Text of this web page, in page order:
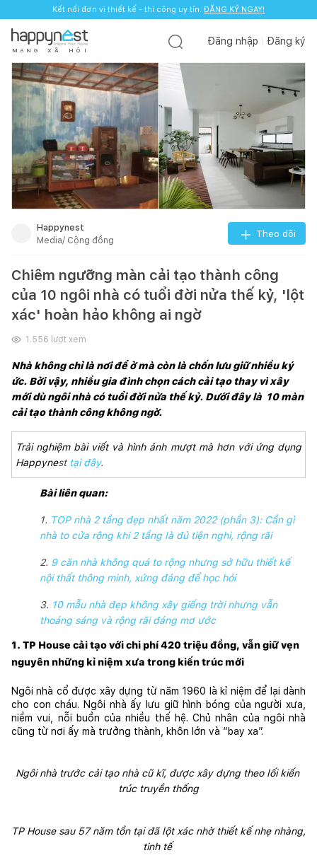
Kết nối đơn vị thiết kế - thi công uy tín. ĐĂNG KÝ NGAY!
M Ạ N G X Ã H Ộ I
Đăng nhập Đăng ký
Happynest
Media/ Cộng đồng
Theo dõi
Chiêm ngưỡng màn cải tạo thành công
của 10 ngôi nhà có tuổi đời nửa thế kỷ, 'lột
xác' hoàn hảo không ai ngờ
1.556 lượt xem
Nhà không chỉ là nơi để ở mà còn là chốn lưu giữ nhiều ký
ức. Bởi vậy, nhiều gia đình chọn cách cải tạo thay vì xây
mới dù ngôi nhà có tuổi đời nửa thế kỷ. Dưới đây là  10 màn
cải tạo thành công không ngờ.
Trải nghiệm bài viết và hình ảnh mượt mà hơn với ứng dụng
Happynest tại đây.
Bài liên quan:
1. TOP nhà 2 tầng đẹp nhất năm 2022 (phần 3): Cần gì
nhà to cửa rộng khi 2 tầng là đủ tiện nghi, rộng rãi
2. 9 căn nhà không quá to rộng nhưng sở hữu thiết kế
nội thất thông minh, xứng đáng để học hỏi
3. 10 mẫu nhà đẹp không xây giếng trời nhưng vẫn
thoáng sáng và rộng rãi đáng mơ ước
1. TP House cải tạo với chi phí 420 triệu đồng, vẫn giữ vẹn
nguyên những kỉ niệm xưa trong kiến trúc mới
Ngôi nhà cổ được xây dựng từ năm 1960 là kỉ niệm để lại dành
cho con cháu. Ngôi nhà ấy lưu giữ hình bóng của người xưa,
niềm vui, nỗi buồn của nhiều thế hệ. Chủ nhân của ngôi nhà
cũng từ nơi ấy mà trưởng thành, khôn lớn và “bay xa”.
Ngôi nhà trước cải tạo nhà cũ kĩ, được xây dựng theo lối kiến
trúc truyền thống
TP House sau 57 năm tồn tại đã lột xác nhờ thiết kế nhẹ nhàng,
tinh tế